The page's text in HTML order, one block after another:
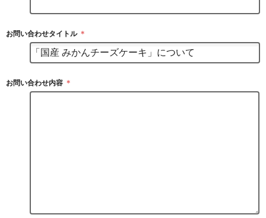
お問い合わせタイトル ＊
お問い合わせ内容 ＊